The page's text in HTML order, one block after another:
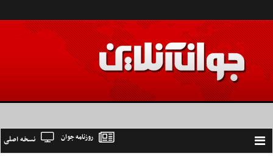
Toggle
نسخه اصلی روزنامه جوان